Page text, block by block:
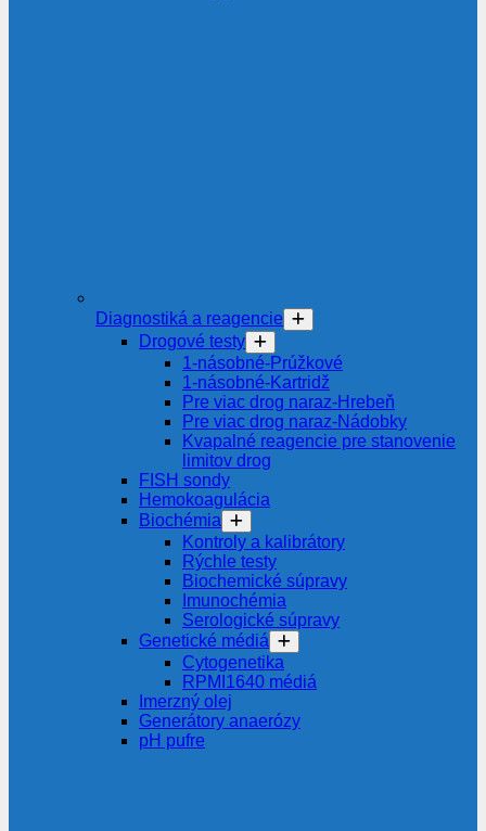
Diagnostiká a reagencie
Drogové testy
1-násobné-Prúžkové
1-násobné-Kartridž
Pre viac drog naraz-Hrebeň
Pre viac drog naraz-Nádobky
Kvapalné reagencie pre stanovenie
limitov drog
FISH sondy
Hemokoagulácia
Biochémia
Kontroly a kalibrátory
Rýchle testy
Biochemické súpravy
Imunochémia
Serologické súpravy
Genetické médiá
Cytogenetika
RPMI1640 médiá
Imerzný olej
Generátory anaerózy
pH pufre